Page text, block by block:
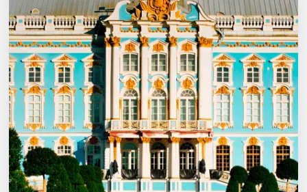
События
Города
Площадки
Артисты
Рейтинги